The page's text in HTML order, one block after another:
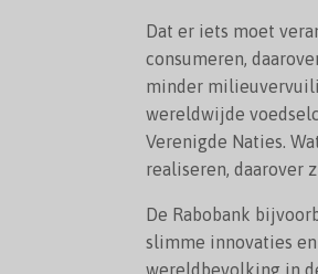
Dat er iets moet
consumeren,
minder
wereldwijde
Verenigde Naties.
realiseren, daarover
De Rabobank
slimme innovaties
wereldbevolking in